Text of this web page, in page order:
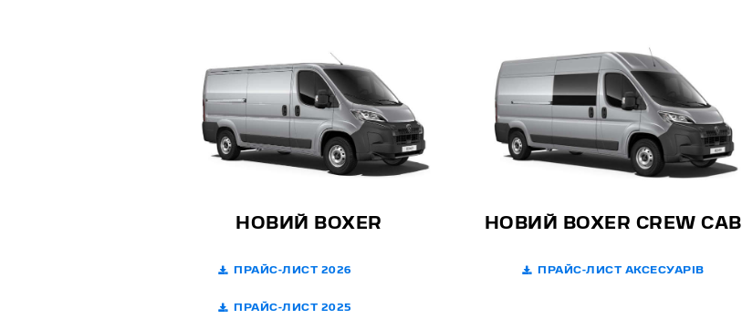
НОВИЙ BOXER
ПРАЙС-ЛИСТ 2026
ПРАЙС-ЛИСТ 2025
НОВИЙ BOXER CREW CAB
ПРАЙС-ЛИСТ АКСЕСУАРІВ